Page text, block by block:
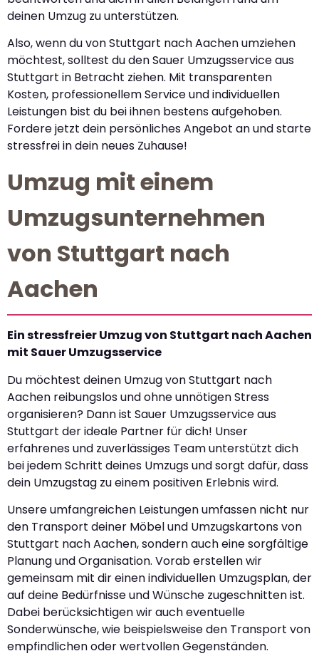
deinen Umzug zu unterstützen.
Also, wenn du von Stuttgart nach Aachen umziehen
möchtest, solltest du den Sauer Umzugsservice aus
Stuttgart in Betracht ziehen. Mit transparenten
Kosten, professionellem Service und individuellen
Leistungen bist du bei ihnen bestens aufgehoben.
Fordere jetzt dein persönliches Angebot an und starte
stressfrei in dein neues Zuhause!
Umzug mit einem
Umzugsunternehmen
von Stuttgart nach
Aachen
Ein stressfreier Umzug von Stuttgart nach Aachen
mit Sauer Umzugsservice
Du möchtest deinen Umzug von Stuttgart nach
Aachen reibungslos und ohne unnötigen Stress
organisieren? Dann ist Sauer Umzugsservice aus
Stuttgart der ideale Partner für dich! Unser
erfahrenes und zuverlässiges Team unterstützt dich
bei jedem Schritt deines Umzugs und sorgt dafür, dass
dein Umzugstag zu einem positiven Erlebnis wird.
Unsere umfangreichen Leistungen umfassen nicht nur
den Transport deiner Möbel und Umzugskartons von
Stuttgart nach Aachen, sondern auch eine sorgfältige
Planung und Organisation. Vorab erstellen wir
gemeinsam mit dir einen individuellen Umzugsplan, der
auf deine Bedürfnisse und Wünsche zugeschnitten ist.
Dabei berücksichtigen wir auch eventuelle
Sonderwünsche, wie beispielsweise den Transport von
empfindlichen oder wertvollen Gegenständen.